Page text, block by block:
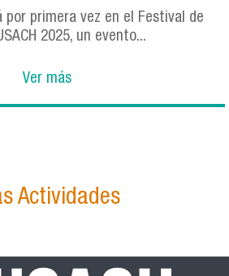
por primera vez en el Festival de
2025, un evento...
Ver más
Actividades